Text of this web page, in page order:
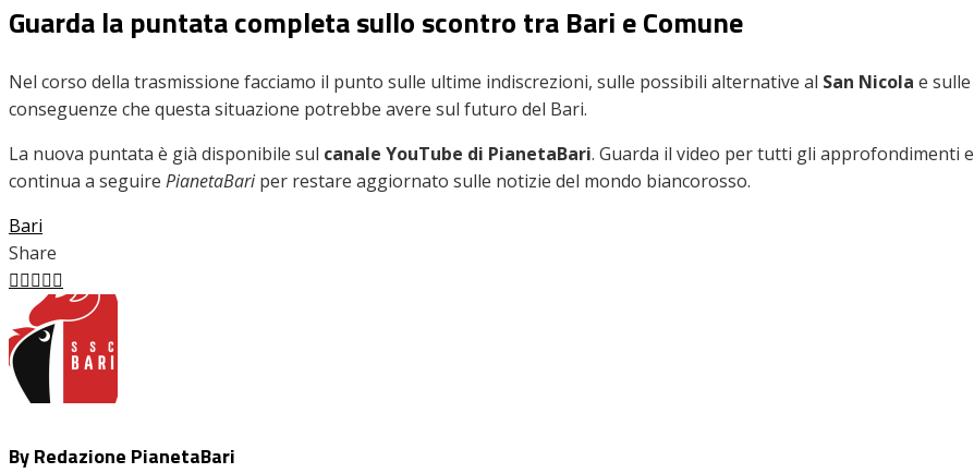
Guarda la puntata completa sullo scontro tra Bari e Comune
Nel corso della trasmissione facciamo il punto sulle ultime indiscrezioni, sulle possibili alternative al San Nicola e sulle
conseguenze che questa situazione potrebbe avere sul futuro del Bari.
La nuova puntata è già disponibile sul canale YouTube di PianetaBari. Guarda il video per tutti gli approfondimenti e
continua a seguire PianetaBariper restare aggiornato sulle notizie del mondo biancorosso.
Bari
Share
Facebook
Twitter
LinkedIn
Pinterest
Stumbleupon
By Redazione PianetaBari